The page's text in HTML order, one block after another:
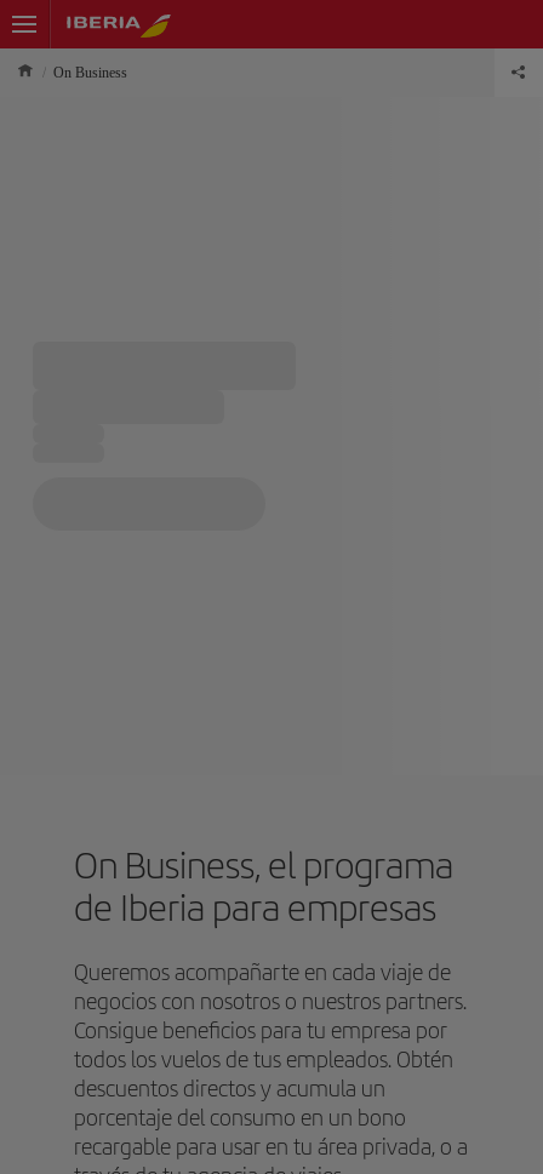
On Business
On Business, el programa
de Iberia para empresas
Queremos acompañarte en cada viaje de
negocios con nosotros o nuestros partners.
Consigue beneficios para tu empresa por
todos los vuelos de tus empleados. Obtén
descuentos directos y acumula un
porcentaje del consumo en un bono
recargable para usar en tu área privada, o a